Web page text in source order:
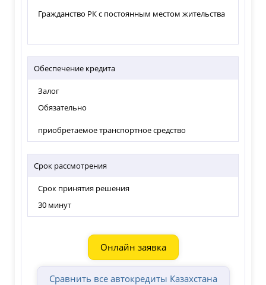
Гражданство РК с постоянным местом жительства
Обеспечение кредита
Залог
Обязательно
приобретаемое транспортное средство
Срок рассмотрения
Срок принятия решения
30 минут
Онлайн заявка
Сравнить все автокредиты Казахстана